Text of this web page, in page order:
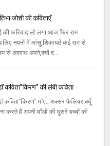
जोशी की कविताएँ
की फरियाद लो लगा आज फिर राम
नयनों में आंसू,शिकायतें कई राम से
से अपराध अपने,क्यों द...
की लंबी कविता
माँएं.. अक्सर फैलियर क्यूँ
करते हैं अपनी माँओं की दूसरे बच्चों की